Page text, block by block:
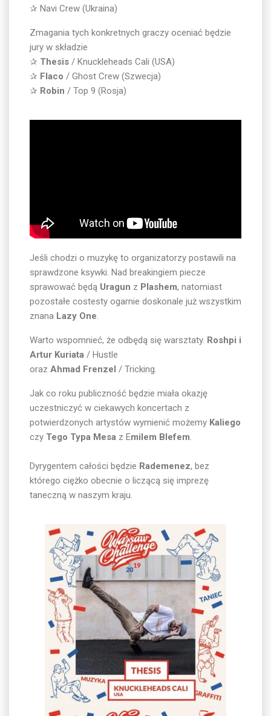
✰ Navi Crew (Ukraina)
Zmagania tych konkretnych graczy oceniać będzie
jury w składzie
✰ Thesis / Knuckleheads Cali (USA)
✰ Flaco / Ghost Crew (Szwecja)
✰ Robin / Top 9 (Rosja)
Jeśli chodzi o muzykę to organizatorzy postawili na
sprawdzone ksywki. Nad breakingiem piecze
sprawować będą Uragun z Plashem, natomiast
pozostałe costesty ogarnie doskonale już wszystkim
znana Lazy One.
Warto wspomnieć, że odbędą się warsztaty. Roshpi i
Artur Kuriata / Hustle
oraz Ahmad Frenzel / Tricking.
Jak co roku publiczność będzie miała okazję
uczestniczyć w ciekawych koncertach z
potwierdzonych artystów wymienić możemy Kaliego
czy Tego Typa Mesa z Emilem Blefem.
Dyrygentem całości będzie Rademenez, bez
którego ciężko obecnie o liczącą się imprezę
taneczną w naszym kraju.